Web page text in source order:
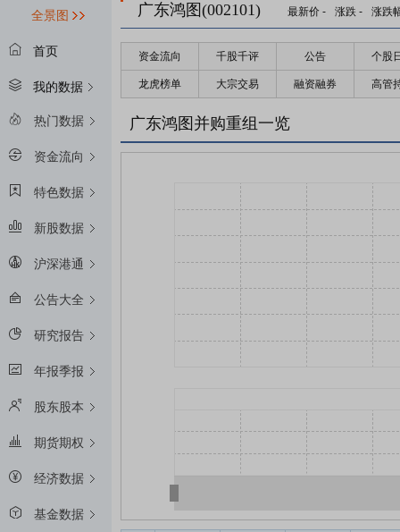
全景图
首页
我的数据
热门数据
资金流向
特色数据
新股数据
沪深港通
公告大全
研究报告
年报季报
股东股本
期货期权
经济数据
基金数据
广东鸿图(002101) 最新价 - 涨跌 - 涨跌
资金流向 千股千评 公告 个股
龙虎榜单 大宗交易 融资融券 高管
广东鸿图并购重组一览